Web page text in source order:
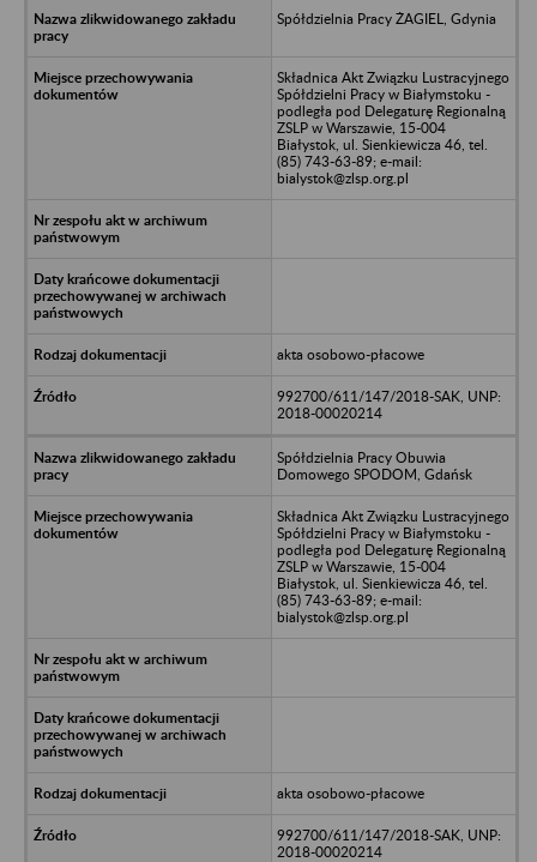
Spółdzielnia Pracy ŻAGIEL, Gdynia
Składnica Akt Związku Lustracyjnego
Spółdzielni Pracy w Białymstoku -
podległa pod Delegaturę Regionalną
ZSLP w Warszawie, 15-004
Białystok, ul. Sienkiewicza 46, tel.
(85) 743-63-89; e-mail:
bialystok@zlsp.org.pl
akta osobowo-płacowe
992700/611/147/2018-SAK, UNP:
2018-00020214
Spółdzielnia Pracy Obuwia
Domowego SPODOM, Gdańsk
Składnica Akt Związku Lustracyjnego
Spółdzielni Pracy w Białymstoku -
podległa pod Delegaturę Regionalną
ZSLP w Warszawie, 15-004
Białystok, ul. Sienkiewicza 46, tel.
(85) 743-63-89; e-mail:
bialystok@zlsp.org.pl
akta osobowo-płacowe
992700/611/147/2018-SAK, UNP:
2018-00020214